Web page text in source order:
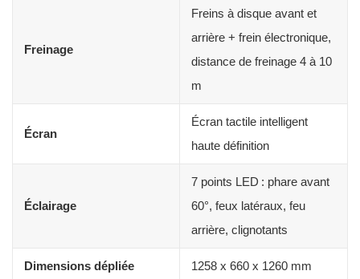
Freinage
Freins à disque avant et
arrière + frein électronique,
distance de freinage 4 à 10
m
Écran
Écran tactile intelligent
haute définition
Éclairage
7 points LED : phare avant
60°, feux latéraux, feu
arrière, clignotants
Dimensions dépliée 1258 x 660 x 1260 mm